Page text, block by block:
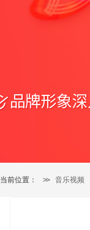
当前位置： >> 音乐视频